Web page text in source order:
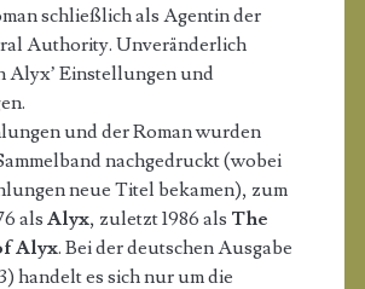
schließlich als Agentin der
Authority. Unveränderlich
Alyx’ Einstellungen und
und der Roman wurden
nachgedruckt (wobei
neue Titel bekamen), zum
als Alyx, zuletzt 1986 als The
Alyx. Bei der deutschen Ausgabe
handelt es sich nur um die